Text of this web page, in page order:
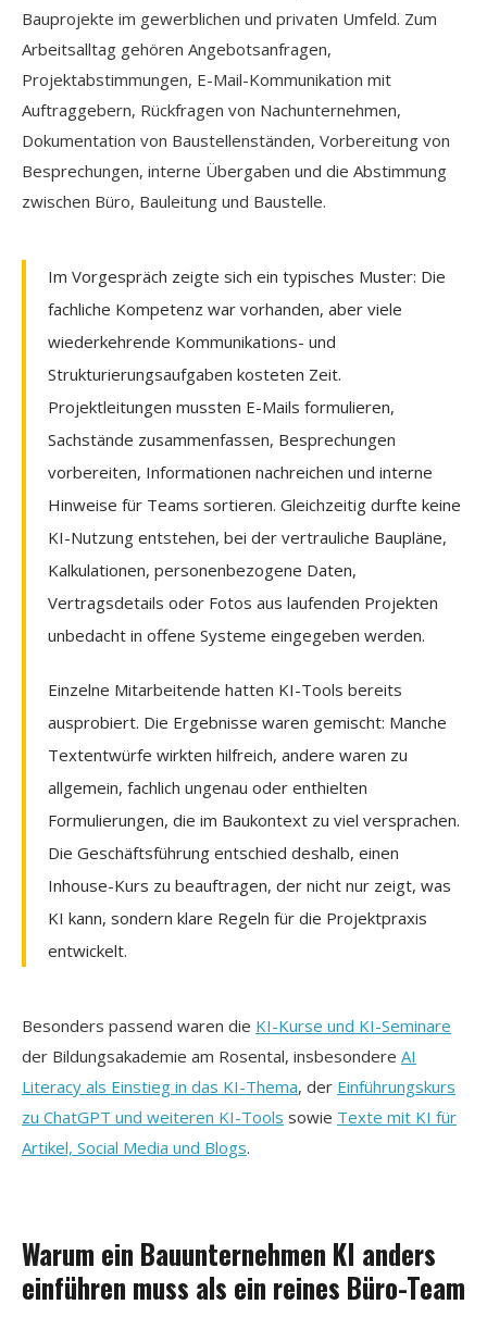
Bauprojekte im gewerblichen und privaten Umfeld. Zum
Arbeitsalltag gehören Angebotsanfragen,
Projektabstimmungen, E-Mail-Kommunikation mit
Auftraggebern, Rückfragen von Nachunternehmen,
Dokumentation von Baustellenständen, Vorbereitung von
Besprechungen, interne Übergaben und die Abstimmung
zwischen Büro, Bauleitung und Baustelle.
Im Vorgespräch zeigte sich ein typisches Muster: Die
fachliche Kompetenz war vorhanden, aber viele
wiederkehrende Kommunikations- und
Strukturierungsaufgaben kosteten Zeit.
Projektleitungen mussten E-Mails formulieren,
Sachstände zusammenfassen, Besprechungen
vorbereiten, Informationen nachreichen und interne
Hinweise für Teams sortieren. Gleichzeitig durfte keine
KI-Nutzung entstehen, bei der vertrauliche Baupläne,
Kalkulationen, personenbezogene Daten,
Vertragsdetails oder Fotos aus laufenden Projekten
unbedacht in offene Systeme eingegeben werden.
Einzelne Mitarbeitende hatten KI-Tools bereits
ausprobiert. Die Ergebnisse waren gemischt: Manche
Textentwürfe wirkten hilfreich, andere waren zu
allgemein, fachlich ungenau oder enthielten
Formulierungen, die im Baukontext zu viel versprachen.
Die Geschäftsführung entschied deshalb, einen
Inhouse-Kurs zu beauftragen, der nicht nur zeigt, was
KI kann, sondern klare Regeln für die Projektpraxis
entwickelt.
Besonders passend waren die KI-Kurse und KI-Seminare
der Bildungsakademie am Rosental, insbesondere AI
Literacy als Einstieg in das KI-Thema, der Einführungskurs
zu ChatGPT und weiteren KI-Tools sowie Texte mit KI für
Artikel, Social Media und Blogs.
Warum ein Bauunternehmen KI anders
einführen muss als ein reines Büro-Team